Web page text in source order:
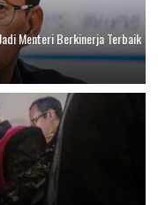
Menteri Berkinerja Terbaik